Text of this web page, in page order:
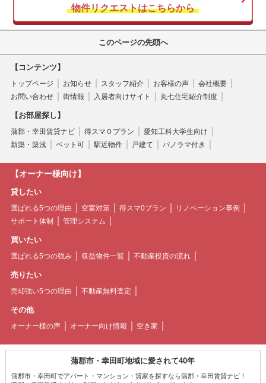
物件リクエストはこちらから
このページの先頭へ
【コンテンツ】
トップページ お知らせ スタッフ紹介 お客様の声
会社概要
お問い合わせ
街情報 入居者向けサイト 丸七住宅紹介制度
【お部屋探し】
蒲郡・幸田賃貸ナビ 得スマ０プラン
愛知工科大学生向け
新築・築浅
ペット可 駅近物件 戸建て パノラマ付き
【オーナー様向け】
貸したい
選ばれる5つの理由 空室対策 得スマ0プラン
リノベーション事例
サポート体制
管理システム
買いたい
選ばれる5つの強み 収益物件一覧 不動産投資の流れ
売りたい
売却強い5つの理由 不動産無料査定
その他
オーナー様の声 オーナー向け情報 空き家
蒲郡市・幸田町地域に愛されて40年
蒲郡市・幸田町でアパート・マンション・貸家を探すなら蒲郡・幸田賃貸ナビ！